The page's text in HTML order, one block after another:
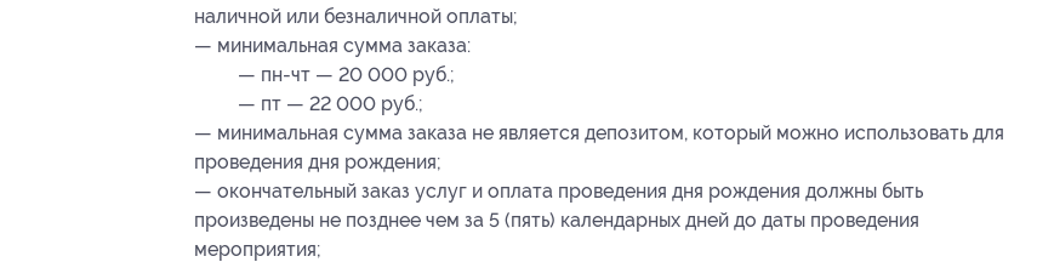
наличной или безналичной оплаты;
— минимальная сумма заказа:
— пн-чт — 20 000 руб.;
— пт — 22 000 руб.;
— минимальная сумма заказа не является депозитом, который можно использовать для
проведения дня рождения;
— окончательный заказ услуг и оплата проведения дня рождения должны быть
произведены не позднее чем за 5 (пять) календарных дней до даты проведения
мероприятия;